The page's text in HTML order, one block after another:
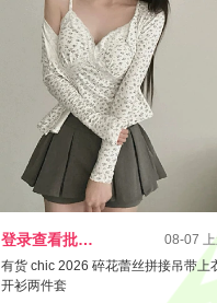
登录查看批发价
08-07
有货 chic 2026 碎花蕾丝拼接吊带上
开衫两件套